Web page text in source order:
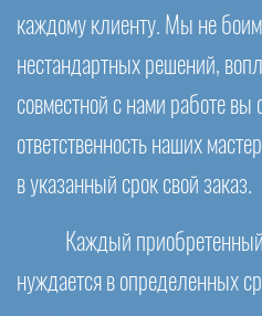
каждому клиенту. Мы не
нестандартных решений,
совместной с нами работе вы
ответственность наших
в указанный срок свой заказ.
Каждый
нуждается в определенных